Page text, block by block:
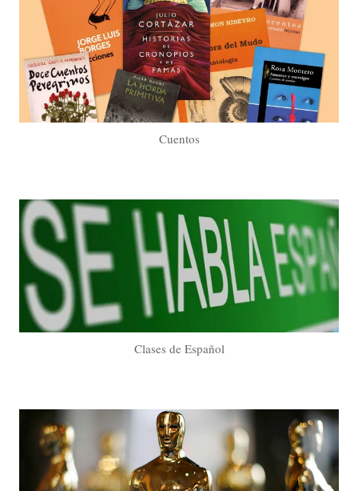
Cuentos
Clases de Español